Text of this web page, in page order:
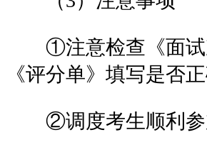
①注意检查《面试
《评分单》填写是否正
②调度考生顺利参